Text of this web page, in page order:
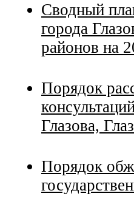
Сводный
города
районов на
Порядок
Глазова,
Порядок